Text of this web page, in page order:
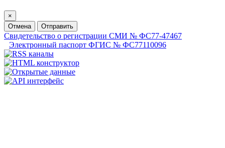
×
Отмена
Отправить
Свидетельство о регистрации СМИ № ФС77-47467
Электронный паспорт ФГИС № ФС77110096